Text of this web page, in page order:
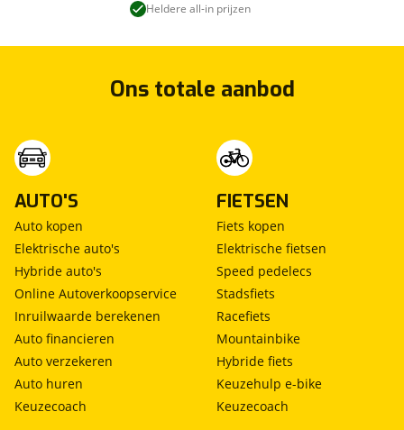
Heldere all-in prijzen
Ons totale aanbod
AUTO'S
Auto kopen
Elektrische auto's
Hybride auto's
Online Autoverkoopservice
Inruilwaarde berekenen
Auto financieren
Auto verzekeren
Auto huren
Keuzecoach
FIETSEN
Fiets kopen
Elektrische fietsen
Speed pedelecs
Stadsfiets
Racefiets
Mountainbike
Hybride fiets
Keuzehulp e-bike
Keuzecoach